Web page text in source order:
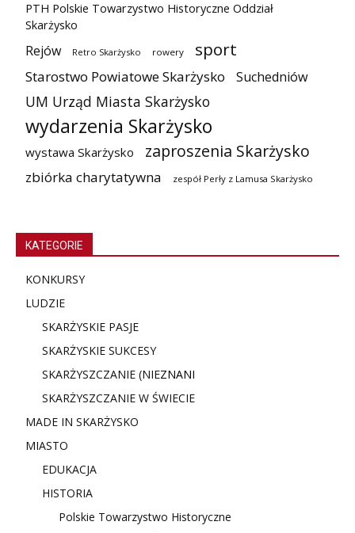
PTH Polskie Towarzystwo Historyczne Oddział
Skarżysko
Rejów Retro Skarżysko rowery sport
Starostwo Powiatowe Skarżysko Suchedniów
UM Urząd Miasta Skarżysko
wydarzenia Skarżysko
wystawa Skarżysko zaproszenia Skarżysko
zbiórka charytatywna zespół Perły z Lamusa Skarżysko
KATEGORIE
KONKURSY
LUDZIE
SKARŻYSKIE PASJE
SKARŻYSKIE SUKCESY
SKARŻYSZCZANIE (NIEZNANI
SKARŻYSZCZANIE W ŚWIECIE
MADE IN SKARŻYSKO
MIASTO
EDUKACJA
HISTORIA
Polskie Towarzystwo Historyczne